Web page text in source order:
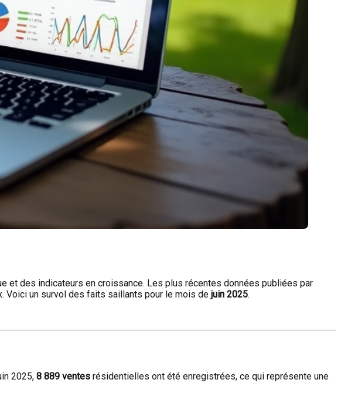
et des indicateurs en croissance. Les plus récentes données publiées par
Voici un survol des faits saillants pour le mois de juin 2025.
2025, 8 889 ventes résidentielles ont été enregistrées, ce qui représente une